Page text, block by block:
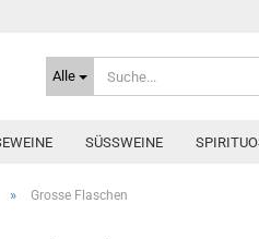
Alle
SÜSSWEINE
» Grosse Flaschen